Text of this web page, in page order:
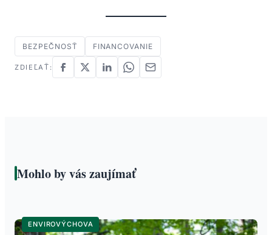
BEZPEČNOSŤ FINANCOVANIE
ZDIEĽAŤ:
Mohlo by vás zaujímať
ENVIROVÝCHOVA